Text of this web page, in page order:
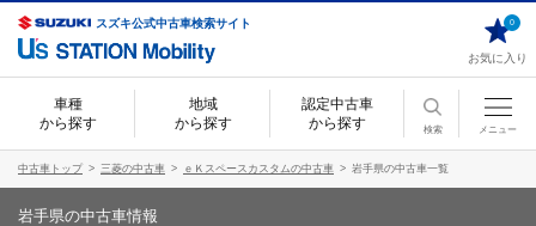
スズキ公式中古車検索サイト
お気に入り
0
車種
から探す
地域
から探す
認定中古車
から探す
検索 メニュー
中古車トップ 三菱の中古車 ｅＫスペースカスタムの中古車 岩手県の中古車一覧
岩手県の中古車情報